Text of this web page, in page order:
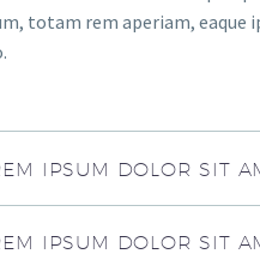
totam rem aperiam, eaque
IPSUM DOLOR SIT
IPSUM DOLOR SIT